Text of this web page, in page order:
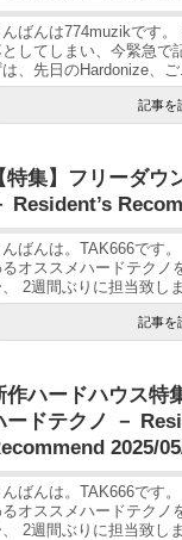
んばんは774muzikです
してしまい、今緊急で
、先日のHardonize、ご
記事を
特集】フリーダウ
Resident’s
んばんは。TAK666です
るオススメハードテクノ
、 2週間ぶりに担当致し
記事を
作ハードハウス特
ードテクノ －
2025/
んばんは。TAK666です
るオススメハードテクノ
、 2週間ぶりに担当致し